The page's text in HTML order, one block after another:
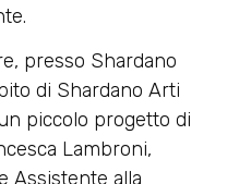
presso Shardano
di Shardano Arti
piccolo progetto di
Lambroni,
Assistente alla